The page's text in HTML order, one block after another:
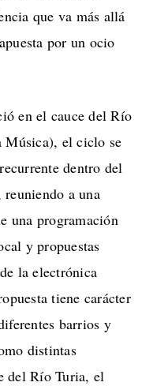
que va más allá
por un ocio
en el cauce del Río
Música), el ciclo se
dentro del
a una
una programación
y propuestas
la electrónica
tiene carácter
barrios y
distintas
del Río Turia, el